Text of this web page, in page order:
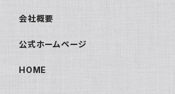
会社概要
公式ホームページ
HOME